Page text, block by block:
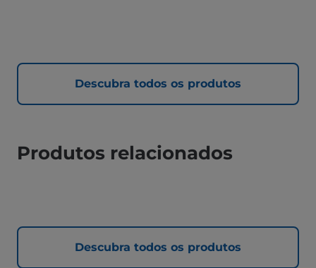
Descubra todos os produtos
Produtos relacionados
Descubra todos os produtos